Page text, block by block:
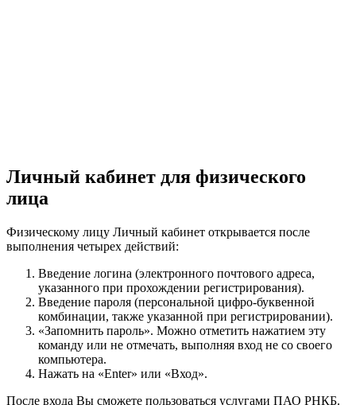
Личный кабинет для физического
лица
Физическому лицу Личный кабинет открывается после
выполнения четырех действий:
Введение логина (электронного почтового адреса,
указанного при прохождении регистрирования).
Введение пароля (персональной цифро-буквенной
комбинации, также указанной при регистрировании).
«Запомнить пароль». Можно отметить нажатием эту
команду или не отмечать, выполняя вход не со своего
компьютера.
Нажать на «Enter» или «Вход».
После входа Вы сможете пользоваться услугами ПАО РНКБ.